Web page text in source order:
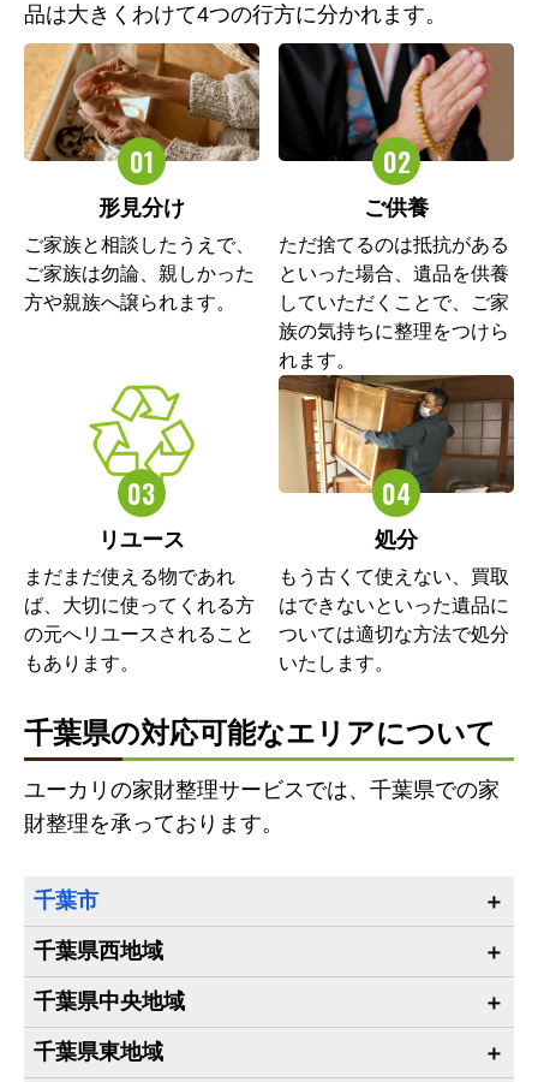
品は大きくわけて4つの行方に分かれます。
形見分け
ご家族と相談したうえで、
ご家族は勿論、親しかった
方や親族へ譲られます。
ご供養
ただ捨てるのは抵抗がある
といった場合、遺品を供養
していただくことで、ご家
族の気持ちに整理をつけら
れます。
リユース
まだまだ使える物であれ
ば、大切に使ってくれる方
の元へリユースされること
もあります。
処分
もう古くて使えない、買取
はできないといった遺品に
ついては適切な方法で処分
いたします。
千葉県の対応可能なエリアについて
ユーカリの家財整理サービスでは、千葉県での家
財整理を承っております。
千葉市
千葉県西地域
千葉県中央地域
千葉県東地域